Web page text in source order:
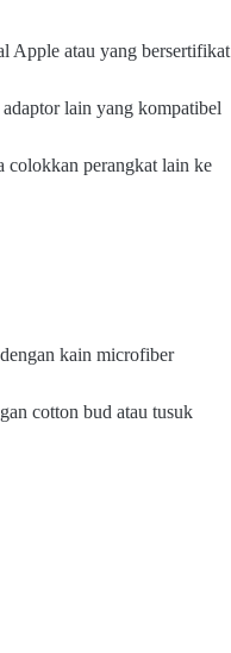
Apple atau yang bersertifikat
lain yang kompatibel
colokkan perangkat lain ke
kain microfiber
cotton bud atau tusuk